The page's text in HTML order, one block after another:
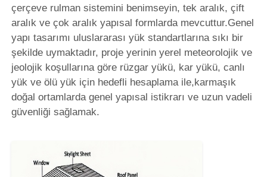
Fabrika turu
Kalite Kontrol
Bizimle İletişim
çerçeve rulman sistemini benimseyin, tek aralık, çift
aralık ve çok aralık yapısal formlarda mevcuttur.Genel
yapı tasarımı uluslararası yük standartlarına sıkı bir
şekilde uymaktadır, proje yerinin yerel meteorolojik ve
jeolojik koşullarına göre rüzgar yükü, kar yükü, canlı
yük ve ölü yük için hedefli hesaplama ile,karmaşık
doğal ortamlarda genel yapısal istikrarı ve uzun vadeli
güvenliği sağlamak.